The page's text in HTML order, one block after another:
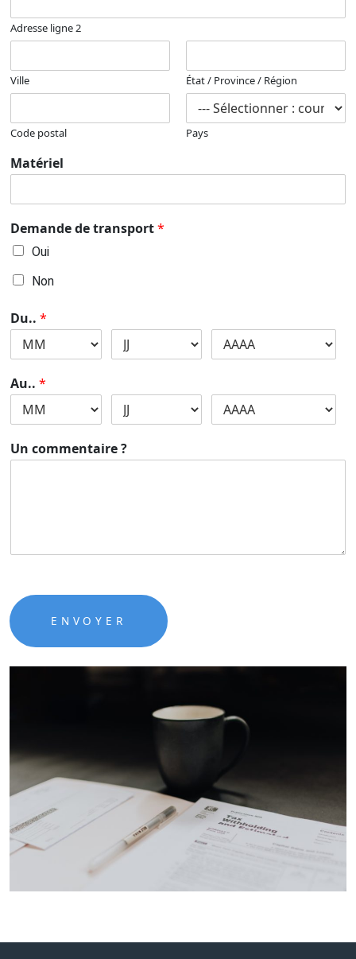
Adresse ligne 2
Ville État / Province / Région
Code postal Pays
Matériel
Demande de transport*
Oui
Non
Du.. *
Au.. *
Un commentaire ?
ENVOYER